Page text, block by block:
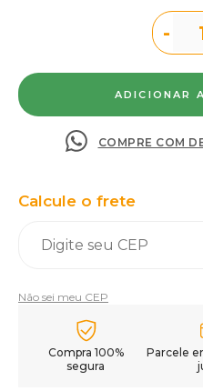
-
COMPRE COM
Calcule o frete
Não sei meu CEP
Compra 100%
segura
Parcele